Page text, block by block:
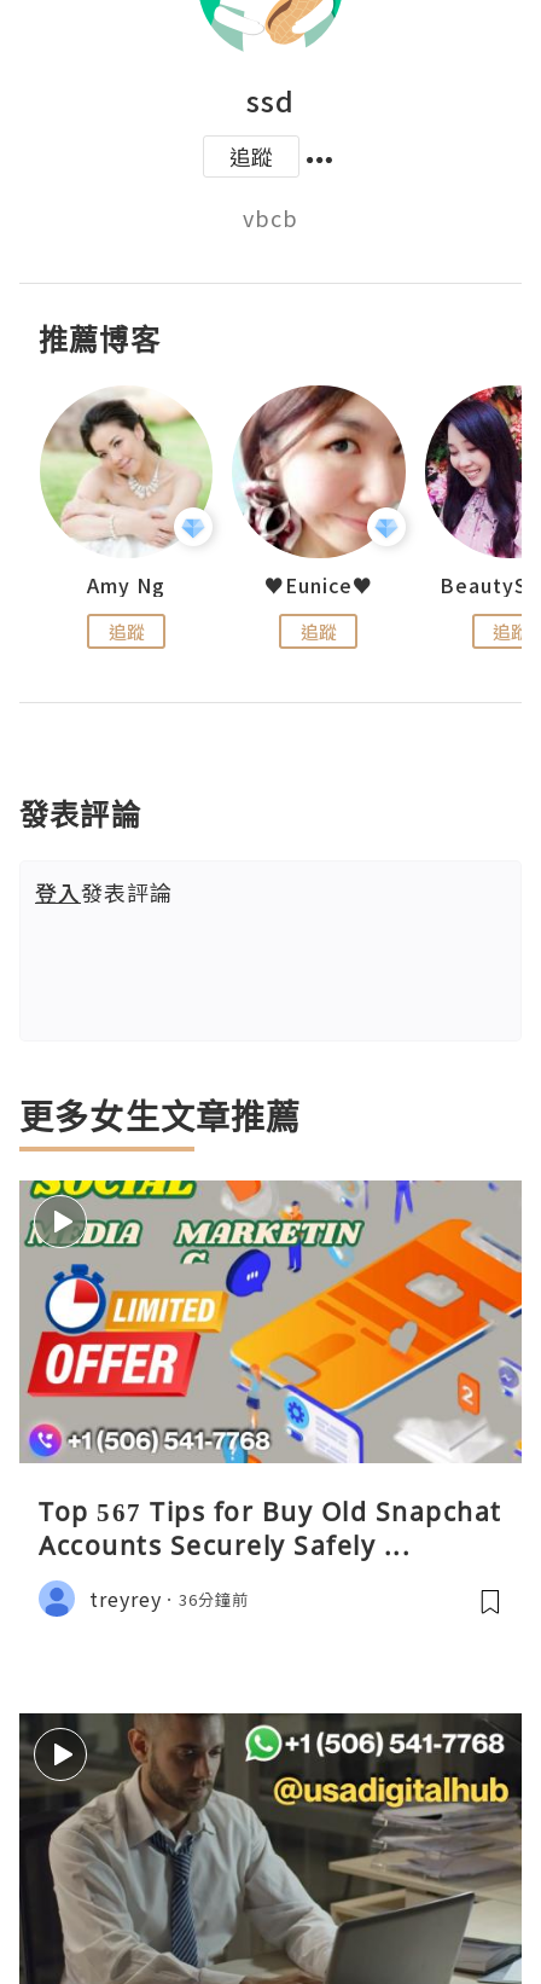
ssd
追蹤
vbcb
推薦博客
Amy Ng
追蹤
♥Eunice♥
追蹤 追蹤
發表評論
登入發表評論
更多女生文章推薦
Top 567 Tips for Buy Old Snapchat
Accounts Securely Safely ...
treyrey 36分鐘前